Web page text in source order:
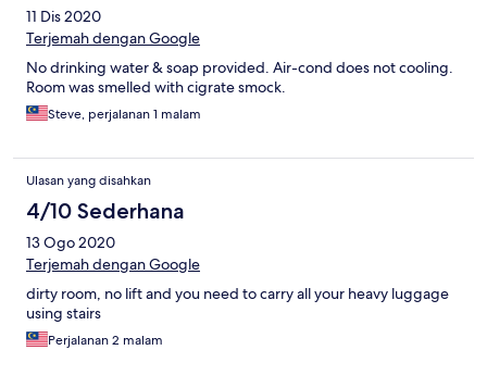
11 Dis 2020
Terjemah dengan Google
No drinking water & soap provided. Air-cond does not cooling.
Room was smelled with cigrate smock.
Steve, perjalanan 1 malam
Ulasan yang disahkan
4/10 Sederhana
13 Ogo 2020
Terjemah dengan Google
dirty room, no lift and you need to carry all your heavy luggage
using stairs
Perjalanan 2 malam